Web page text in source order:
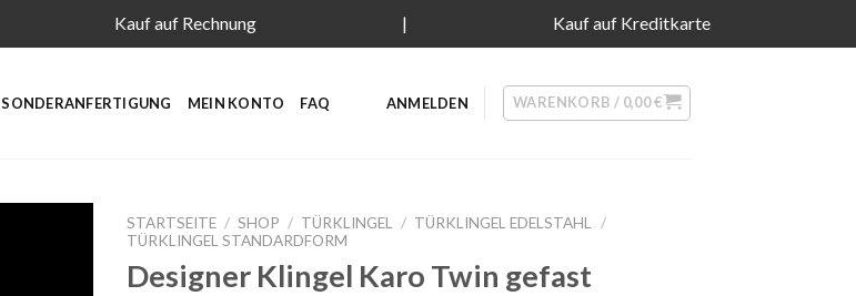
Kauf auf Rechnung |
Kauf auf Kreditkarte
SONDERANFERTIGUNG MEIN KONTO FAQ ANMELDEN WARENKORB / 0,00€
STARTSEITE / SHOP / TÜRKLINGEL / TÜRKLINGEL EDELSTAHL
/
TÜRKLINGEL STANDARDFORM
Designer Klingel Karo Twin gefast